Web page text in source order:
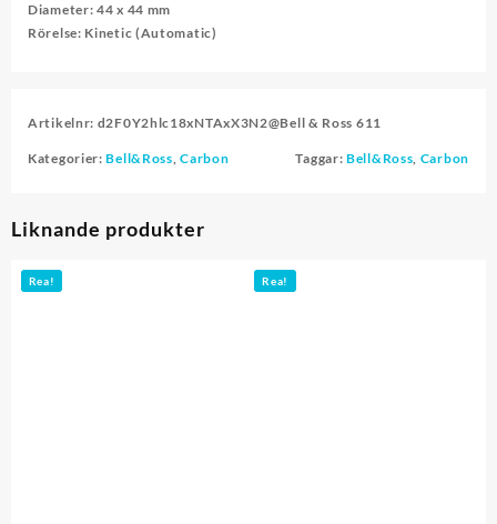
Diameter: 44 x 44 mm
Rörelse: Kinetic (Automatic)
Artikelnr: d2F0Y2hlc18xNTAxX3N2@Bell & Ross 611
Kategorier:Bell&Ross,Carbon Taggar:Bell&Ross, Carbon
Liknande produkter
Rea! Rea!